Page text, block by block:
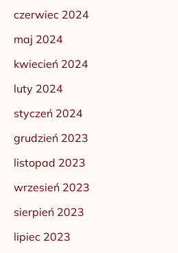
czerwiec 2024
maj 2024
kwiecień 2024
luty 2024
styczeń 2024
grudzień 2023
listopad 2023
wrzesień 2023
sierpień 2023
lipiec 2023